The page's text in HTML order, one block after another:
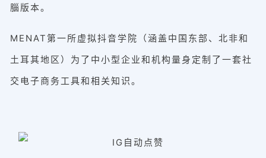
腦版本。
MENAT第一所虚拟抖音学院（涵盖中国东部、北非和
土耳其地区）为了中小型企业和机构量身定制了一套社
交电子商务工具和相关知识。